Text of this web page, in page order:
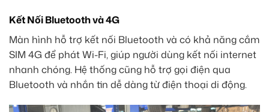
Kết Nối Bluetooth và 4G
Màn hình hỗ trợ kết nối Bluetooth và có khả năng cắm
SIM 4G để phát Wi-Fi, giúp người dùng kết nối internet
nhanh chóng. Hệ thống cũng hỗ trợ gọi điện qua
Bluetooth và nhắn tin dễ dàng từ điện thoại di động.